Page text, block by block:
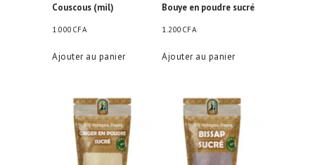
Couscous (mil)
1.000 CFA
Ajouter au panier
Bouye en poudre sucré
1.200 CFA
Ajouter au panier